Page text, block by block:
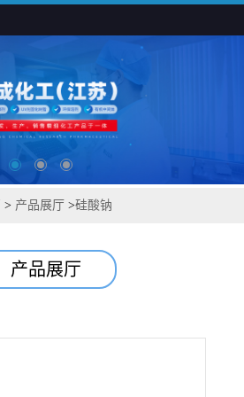
> 产品展厅 >硅酸钠
产品展厅